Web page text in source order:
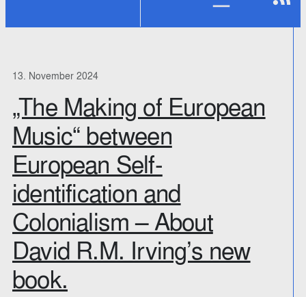
13. November 2024
„The Making of European
Music“ between
European Self-
identification and
Colonialism – About
David R.M. Irving’s new
book.